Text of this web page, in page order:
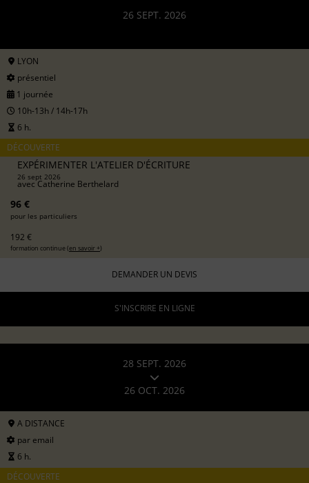
26 SEPT. 2026
LYON
présentiel
1 journée
10h-13h / 14h-17h
6 h.
DÉCOUVERTE
EXPÉRIMENTER L'ATELIER D'ÉCRITURE
26 sept 2026
avecCatherine Berthelard
96 €
pour les particuliers
192 €
formation continue (en savoir +)
DEMANDER UN DEVIS
S'INSCRIRE EN LIGNE
28 SEPT. 2026
26 OCT. 2026
A DISTANCE
par email
6 h.
DÉCOUVERTE